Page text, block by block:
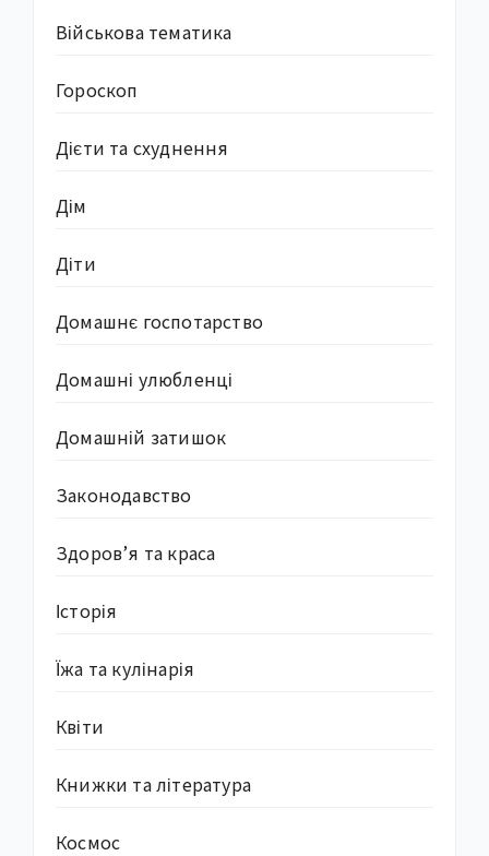
Військова тематика
Гороскоп
Дієти та схуднення
Дім
Діти
Домашнє госпотарство
Домашні улюбленці
Домашній затишок
Законодавство
Здоров’я та краса
Історія
Їжа та кулінарія
Квіти
Книжки та література
Космос